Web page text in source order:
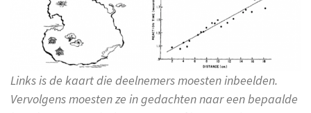
Links is de kaart die deelnemers moesten inbeelden.
Vervolgens moesten ze in gedachten naar een bepaalde